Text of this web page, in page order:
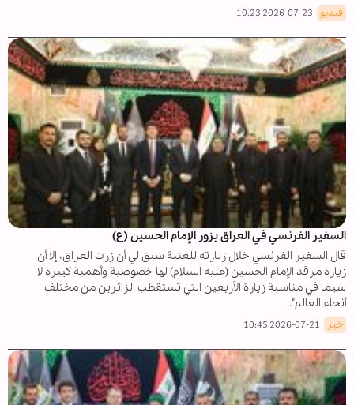
فيديو 2026-07-23 10:23
السفير الفرنسي في العراق يزور الإمام الحسين (ع)
قال السفير الفرنسي خلال زيارته للعتبة سبق لي أن زرت العراق، إلا أن
زيارة مرقد الإمام الحسين (عليه السلام) لها خصوصية وأهمية كبيرة لا
سيما في مناسبة زيارة الأربعين التي تستقطب الزائرين من مختلف
أنحاء العالم".
خبر 2026-07-21 10:45